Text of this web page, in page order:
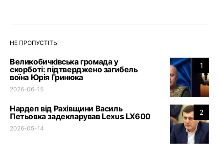
НЕ ПРОПУСТІТЬ:
1
Великобичківська громада у
скорботі: підтверджено загибель
воїна Юрія Гринюка
2026-06-15
2
Нардеп від Рахівщини Василь
Петьовка задекларував Lexus LX600
2026-05-14